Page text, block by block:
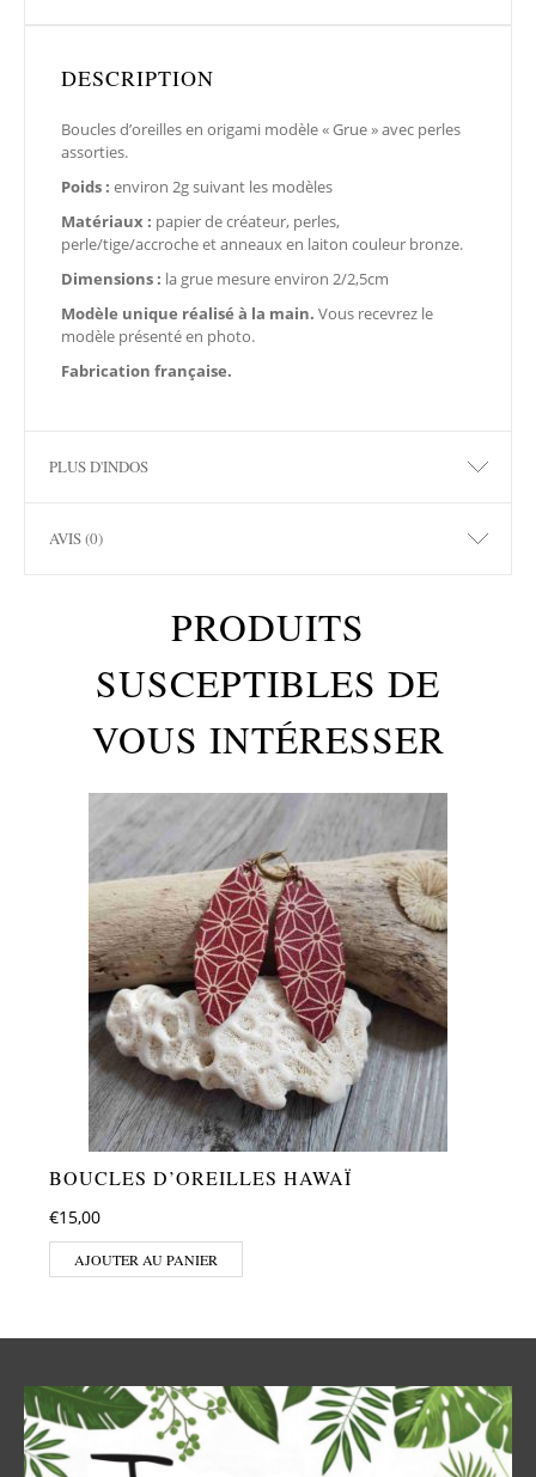
DESCRIPTION
Boucles d’oreilles en origami modèle « Grue » avec perles
assorties.
Poids : environ 2g suivant les modèles
Matériaux : papier de créateur, perles,
perle/tige/accroche et anneaux en laiton couleur bronze.
Dimensions : la grue mesure environ 2/2,5cm
Modèle unique réalisé à la main. Vous recevrez le
modèle présenté en photo.
Fabrication française.
PLUS D'INDOS
AVIS (0)
PRODUITS
SUSCEPTIBLES DE
VOUS INTÉRESSER
BOUCLES D’OREILLES HAWAÏ
€15,00
AJOUTER AU PANIER